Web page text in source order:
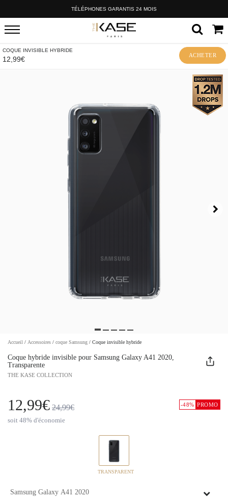
TÉLÉPHONES GARANTIS 24 MOIS
COQUE INVISIBLE HYBRIDE
12,99€ ACHETER
Accueil / Accessoires / coque Samsung / Coque invisible hybride
Coque hybride invisible pour Samsung Galaxy A41 2020,
Transparente
THE KASE COLLECTION
-48% PROMO
12,99€ 24,99€
soit 48% d'économie
TRANSPARENT